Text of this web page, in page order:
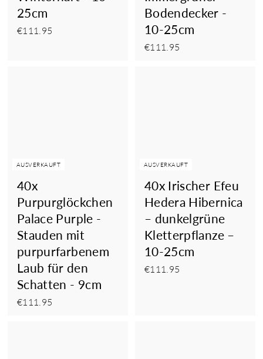
25cm
€111.95
Bodendecker -
10-25cm
€111.95
AUSVERKAUFT
40x
Purpurglöckchen
Palace Purple -
Stauden mit
purpurfarbenem
Laub für den
Schatten - 9cm
€111.95
AUSVERKAUFT
40x Irischer Efeu
Hedera Hibernica
– dunkelgrüne
Kletterpflanze –
10-25cm
€111.95